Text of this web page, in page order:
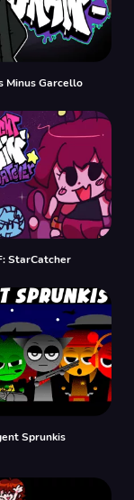
Minus Garcello
StarCatcher
Sprunkis